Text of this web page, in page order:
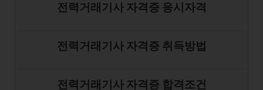
전력거래기사 자격증 응시자격
전력거래기사 자격증 취득방법
전력거래기사 자격증 합격조건